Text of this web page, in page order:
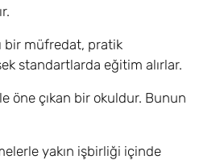
bir müfredat, pratik
standartlarda eğitim alırlar.
öne çıkan bir okuldur. Bunun
yakın işbirliği içinde